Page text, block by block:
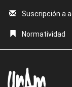
Suscripción a
Normatividad